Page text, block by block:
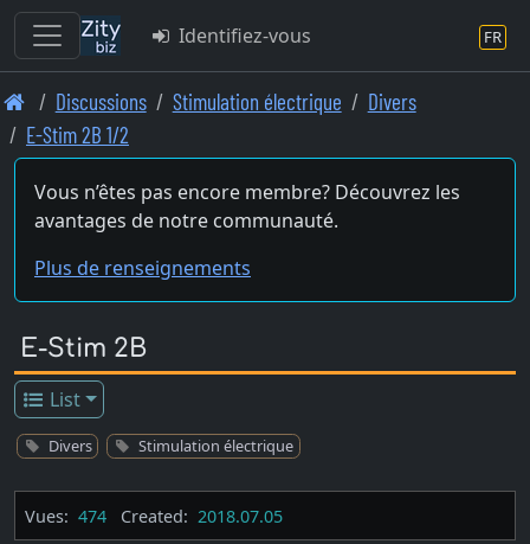
Skip
to
main
content
Identifiez-vous FR
Discussions Stimulation électrique
Divers
E-Stim 2B 1/2
Vous n’êtes pas encore membre? Découvrez les
avantages de notre communauté.
Plus de renseignements
E-Stim 2B
List
Divers Stimulation électrique
Vues: 474 Created: 2018.07.05